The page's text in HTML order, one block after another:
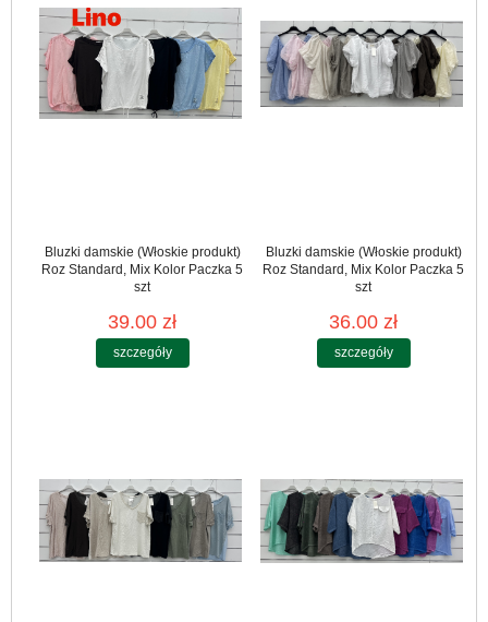
Bluzki damskie (Włoskie produkt)
Roz Standard, Mix Kolor Paczka 5
szt
39.00 zł
szczegóły
Bluzki damskie (Włoskie produkt)
Roz Standard, Mix Kolor Paczka 5
szt
36.00 zł
szczegóły